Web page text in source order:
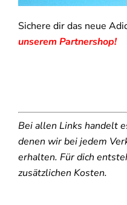
Sichere dir das neue
unserem Partnershop!
Bei allen Links handelt
denen wir bei jedem
erhalten. Für dich
zusätzlichen Kosten.